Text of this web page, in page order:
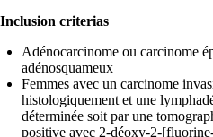
Inclusion criterias
Adénocarcinome ou carcinome
adénosquameux
Femmes avec un carcinome
histologiquement et une
déterminée soit par une
positive avec 2-déoxy-2-